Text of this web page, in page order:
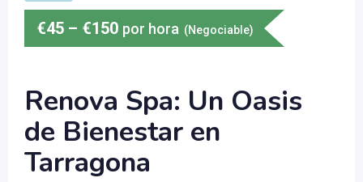
€45 – €150 por hora (Negociable)
Renova Spa: Un Oasis
de Bienestar en
Tarragona